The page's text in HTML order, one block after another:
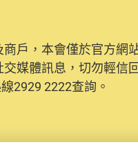
戶，本會僅於官方網
媒體訊息，切勿輕信
2929 2222查詢。